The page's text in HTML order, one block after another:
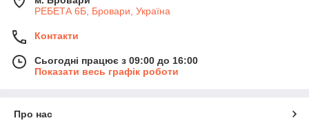
РЕБЕТА 6Б, Бровари, Україна
Контакти
Сьогодні працює з 09:00 до 16:00
Показати весь графік роботи
Про нас